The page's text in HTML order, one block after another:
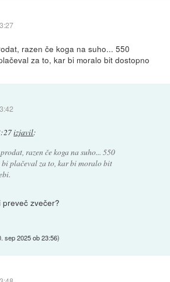
razen če koga na suho... 550
za to, kar bi moralo bit dostopno
izjavil:
razen če koga na suho... 550
plačeval za to, kar bi moralo bit
preveč zvečer?
sep 2025 ob 23:56)